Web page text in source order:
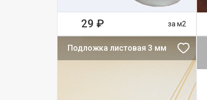
29 ₽ за м2
Подложка листовая 3 мм